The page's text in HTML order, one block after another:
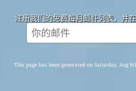
注册我们的免费每月邮件列表，并
This page has been generated on Saturday, Aug